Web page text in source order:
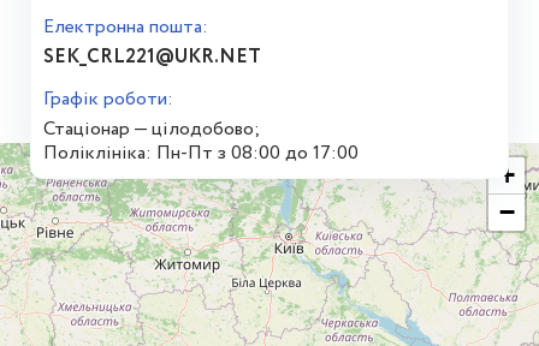
Електронна пошта:
SEK_CRL221@UKR.NET
Графік роботи:
Стаціонар — цілодобово;
Поліклініка: Пн-Пт з 08:00 до 17:00
+
−